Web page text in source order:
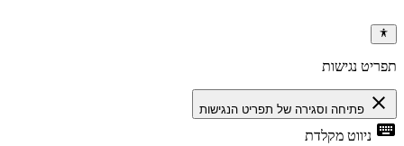
נגישות
close פתיחה וסגירה של תפריט הנגישות
ניווט מקלדת